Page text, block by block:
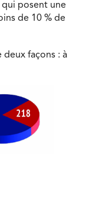
posent une
de 10 % de
façons : à